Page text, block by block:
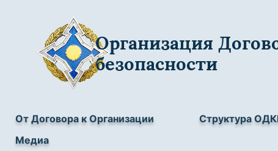
Организация
безопасности
От Договора к Организации Структура
Медиа